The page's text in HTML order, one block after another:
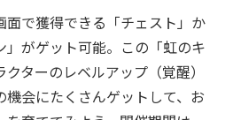
で獲得できる「チェスト」か
」がゲット可能。この「虹のキ
ターのレベルアップ（覚醒）
機会にたくさんゲットして、お